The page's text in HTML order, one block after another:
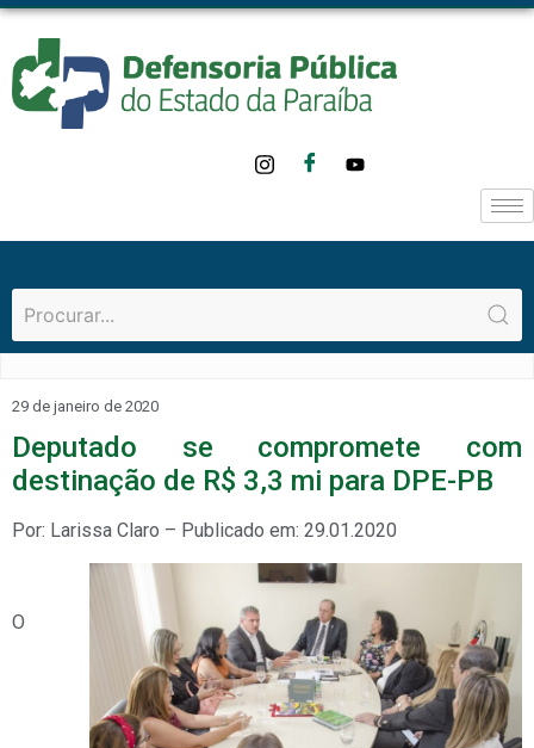
29 de janeiro de 2020
Deputado se compromete com
destinação de R$ 3,3 mi para DPE-PB
Por: Larissa Claro – Publicado em: 29.01.2020
O